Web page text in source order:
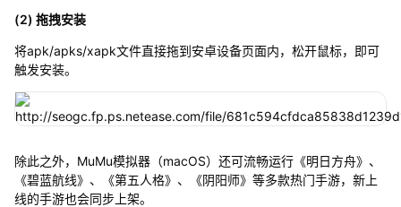
(2) 拖拽安装
将apk/apks/xapk文件直接拖到安卓设备页面内，松开鼠标，即可
触发安装。
除此之外，MuMu模拟器（macOS）还可流畅运行《明日方舟》、
《碧蓝航线》、《第五人格》、《阴阳师》等多款热门手游，新上
线的手游也会同步上架。